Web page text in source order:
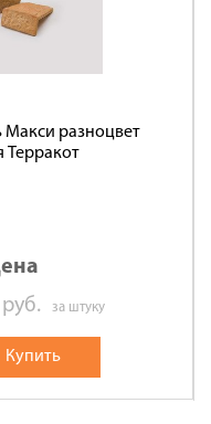
Макси разноцвет
Терракот
руб. за штуку
Купить